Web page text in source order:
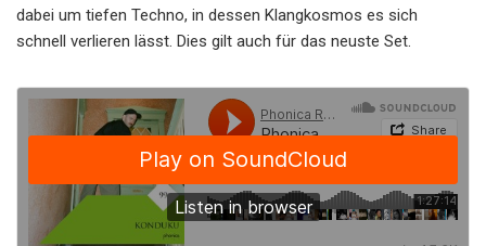
dabei um tiefen Techno, in dessen Klangkosmos es sich
schnell verlieren lässt. Dies gilt auch für das neuste Set.